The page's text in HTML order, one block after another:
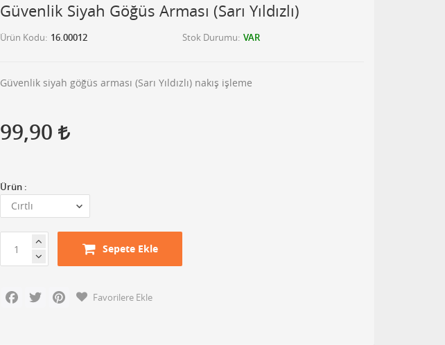
Güvenlik Siyah Göğüs Arması (Sarı Yıldızlı)
Ürün Kodu 16.00012 Stok Durumu VAR
Güvenlik siyah göğüs arması (Sarı Yıldızlı) nakış işleme
99,90
Ürün :
Sepete Ekle
Facebook
Twitter PinterestFavorilere Ekle